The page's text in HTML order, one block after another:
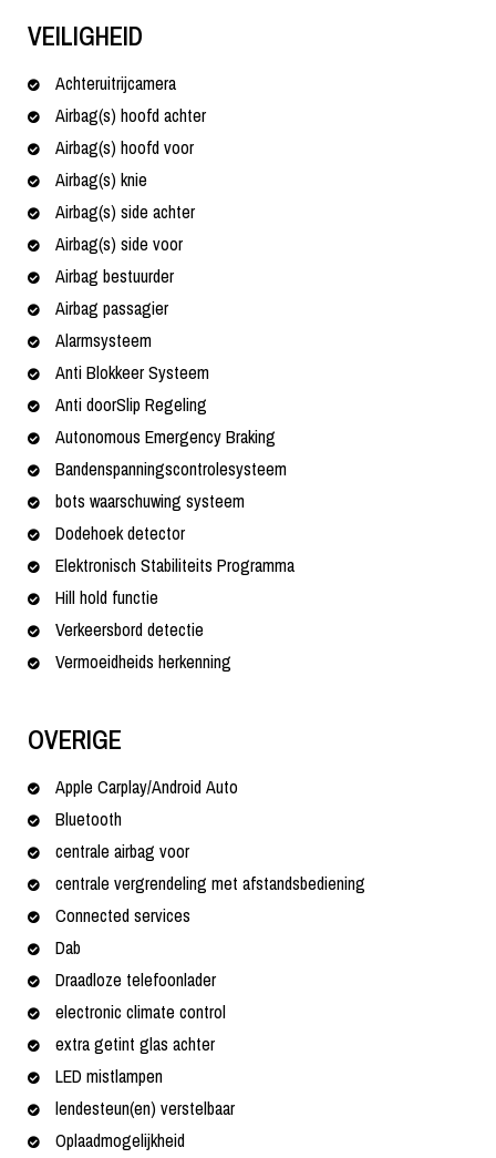
VEILIGHEID
Achteruitrijcamera
Airbag(s) hoofd achter
Airbag(s) hoofd voor
Airbag(s) knie
Airbag(s) side achter
Airbag(s) side voor
Airbag bestuurder
Airbag passagier
Alarmsysteem
Anti Blokkeer Systeem
Anti doorSlip Regeling
Autonomous Emergency Braking
Bandenspanningscontrolesysteem
bots waarschuwing systeem
Dodehoek detector
Elektronisch Stabiliteits Programma
Hill hold functie
Verkeersbord detectie
Vermoeidheids herkenning
OVERIGE
Apple Carplay/Android Auto
Bluetooth
centrale airbag voor
centrale vergrendeling met afstandsbediening
Connected services
Dab
Draadloze telefoonlader
electronic climate control
extra getint glas achter
LED mistlampen
lendesteun(en) verstelbaar
Oplaadmogelijkheid